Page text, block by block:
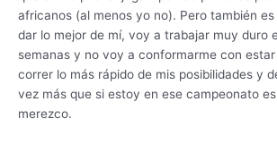
africanos (al menos yo no). Pero también
dar lo mejor de mí, voy a trabajar muy duro
semanas y no voy a conformarme con
correr lo más rápido de mis posibilidades y
vez más que si estoy en ese campeonato
merezco.